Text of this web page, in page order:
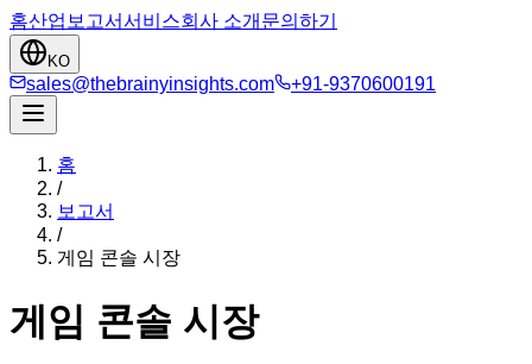
홈산업 보고서서비스회사 소개 문의하기
KO
sales@thebrainyinsights.com +91-9370600191
홈
/
보고서
/
게임 콘솔 시장
게임 콘솔 시장